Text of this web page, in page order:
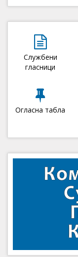
Службени
гласници
Огласна табла